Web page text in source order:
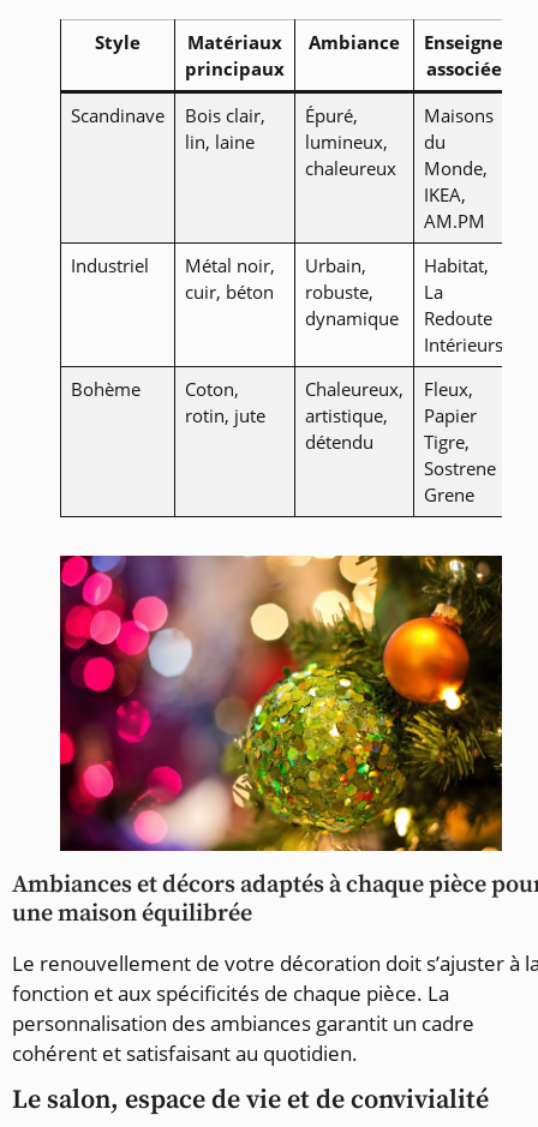
Style
Matériaux
principaux
Ambiance
Enseignes
associées
Scandinave
Bois clair,
lin, laine
Épuré,
lumineux,
chaleureux
Maisons
du
Monde,
IKEA,
AM.PM
Industriel
Métal noir,
cuir, béton
Urbain,
robuste,
dynamique
Habitat,
La
Redoute
Intérieurs
Bohème
Coton,
rotin, jute
Chaleureux,
artistique,
détendu
Fleux,
Papier
Tigre,
Sostrene
Grene
Ambiances et décors adaptés à chaque pièce
une maison équilibrée
Le renouvellement de votre décoration doit s’ajuster à
fonction et aux spécificités de chaque pièce. La
personnalisation des ambiances garantit un cadre
cohérent et satisfaisant au quotidien.
Le salon, espace de vie et de convivialité